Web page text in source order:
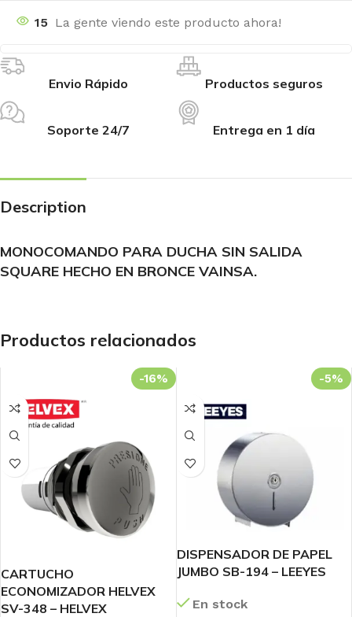
15 La gente viendo este producto ahora!
Envio Rápido Productos seguros
Soporte 24/7 Entrega en 1 día
Description
MONOCOMANDO PARA DUCHA SIN SALIDA
SQUARE HECHO EN BRONCE VAINSA.
Productos relacionados
-16%
CARTUCHO
ECONOMIZADOR HELVEX
SV-348 – HELVEX
-5%
DISPENSADOR DE PAPEL
JUMBO SB-194 – LEEYES
En stock